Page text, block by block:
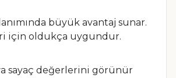
büyük avantaj sunar.
için oldukça uygundur.
sayaç değerlerini görünür